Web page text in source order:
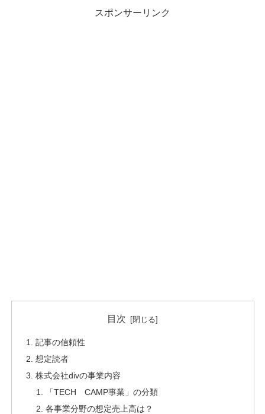
スポンサーリンク
目次
記事の信頼性
想定読者
株式会社divの事業内容
「TECH CAMP事業」の分類
各事業分野の想定売上高は？